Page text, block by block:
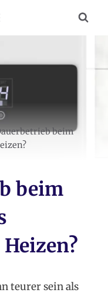
beim
beim
teurer sein als